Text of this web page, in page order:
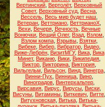
Вертинский Вертолёт, Верховный
Совет, Верховный суд Весна
Вессель Весь мир будет наш
Ветеран Веттриано ВеттрианоХ
Вехи, Вечеря, Вечность, Вечные
Вонючки Вещий Олег, Взад Взлом
Взлом компа, Взрывы, Взятки,
Вибеке, Вибер, Вибратор, Видео,
Виже-Лебрён, ВизитМГУ, Вика, Вика
Минет, Виканю Вики Википедия
Виктор Викторина Виктория
Вильгельм
Вильсон, Винд, Винегра,
Винни-Пух
Винница Вино
Виноградов Винтерхальтер
Вирсавия Вирус Вирусы Виски
Висуны Витамины Виткевич Витте
Витухновская, Витька, Витька-